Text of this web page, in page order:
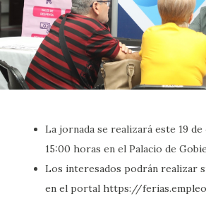
La jornada se realizará este 19
15:00 horas en el Palacio de
Los interesados podrán realizar
en el portal https://